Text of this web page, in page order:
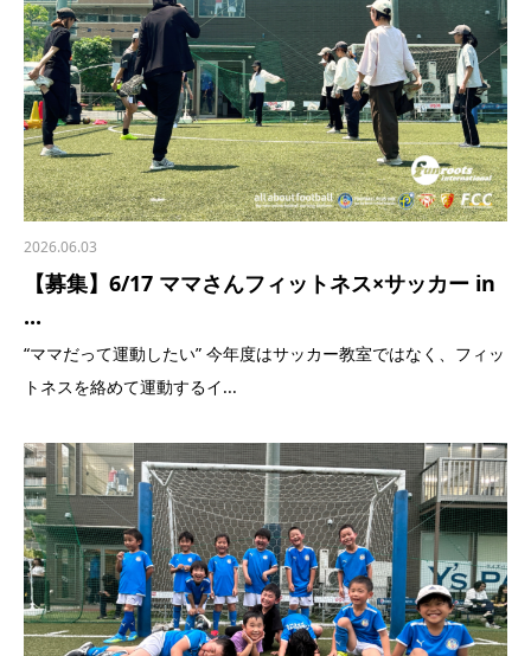
2026.06.03
【募集】6/17 ママさんフィットネス×サッカー in
...
“ママだって運動したい” 今年度はサッカー教室ではなく、フィッ
トネスを絡めて運動するイ...